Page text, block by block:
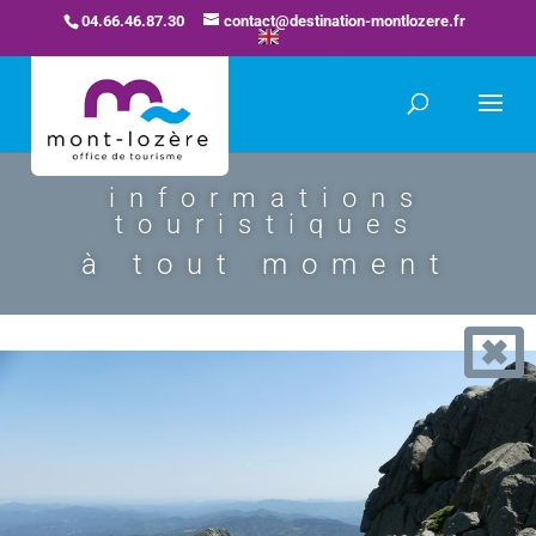
04.66.46.87.30 contact@destination-montlozere.fr
informations
touristiques
à tout moment